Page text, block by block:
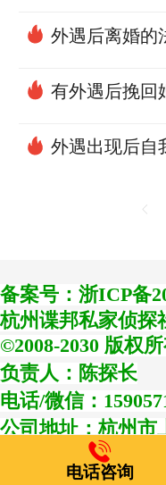
外遇后离婚的
有外遇后挽回
外遇出现后自
备案号： 浙ICP备
杭州谍邦私家侦探
©2008-2030 版权
负责人：陈探长
电话/微信：
公司地址：杭州市
电话咨询